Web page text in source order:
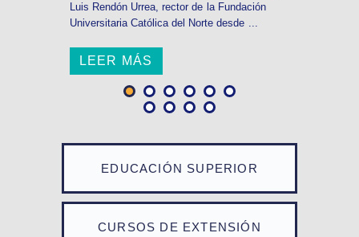
EDUCACIÓN SUPERIOR
CURSOS DE EXTENSIÓN
Luis Rendón Urrea, rector de la Fundación
Universitaria Católica del Norte desde ...
LEER MÁS